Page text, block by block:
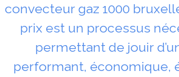
convecteur gaz 1000
prix est un processus
permettant de jouir
performant, économique,